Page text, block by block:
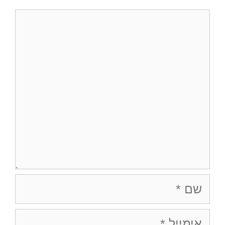
שם
אימייל